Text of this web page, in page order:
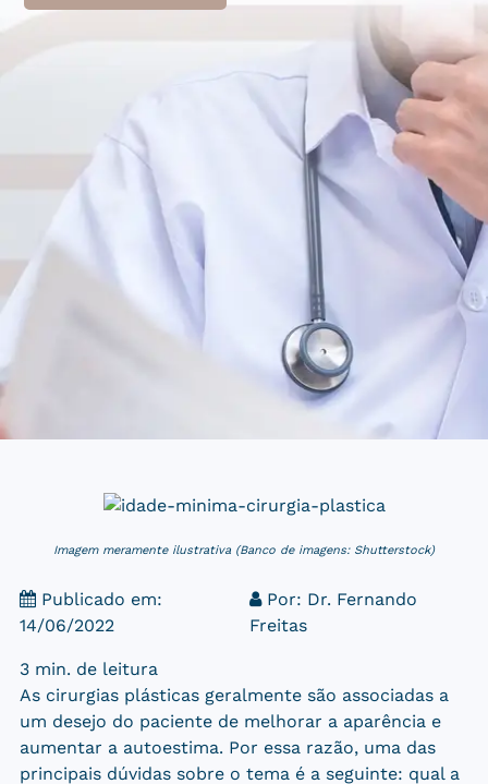
Imagem meramente ilustrativa (Banco de imagens: Shutterstock)
Publicado em:
14/06/2022
Por: Dr. Fernando
Freitas
3 min. de leitura
As cirurgias plásticas geralmente são associadas a
um desejo do paciente de melhorar a aparência e
aumentar a autoestima. Por essa razão, uma das
principais dúvidas sobre o tema é a seguinte: qual a